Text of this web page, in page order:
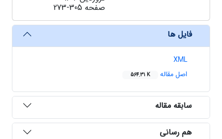
صفحه 273-305
فایل ها
XML
اصل مقاله
564.31 K
سابقه مقاله
هم رسانی